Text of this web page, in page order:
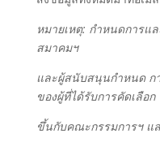
หมายเหตุ: กำหนดการแ
สมาคมฯ
และผู้สนับสนุนกำหนด
ของผู้ที่ได้รับการคัดเลือก
ขึ้นกับคณะกรรมการฯ แ